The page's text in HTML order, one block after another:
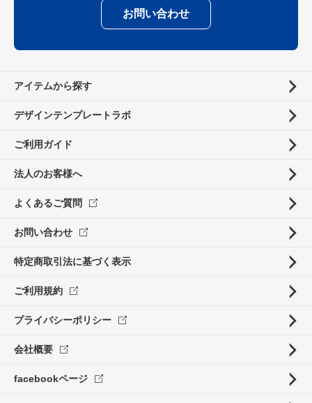
お問い合わせ
アイテムから探す
デザインテンプレートラボ
ご利用ガイド
法人のお客様へ
よくあるご質問
お問い合わせ
特定商取引法に基づく表示
ご利用規約
プライバシーポリシー
会社概要
facebookページ